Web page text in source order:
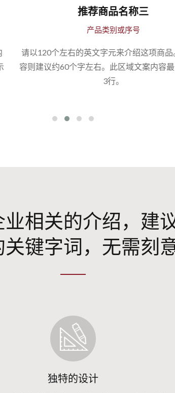
推荐商品名称三
产品类别或序号
个左右的英文字元来介绍这项商品。中文内
议约60个字左右。此区域文案内容最多仅显示
相关的介绍，建
键字词，无需刻
独特的设计